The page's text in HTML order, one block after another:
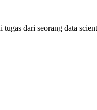
dari seorang data